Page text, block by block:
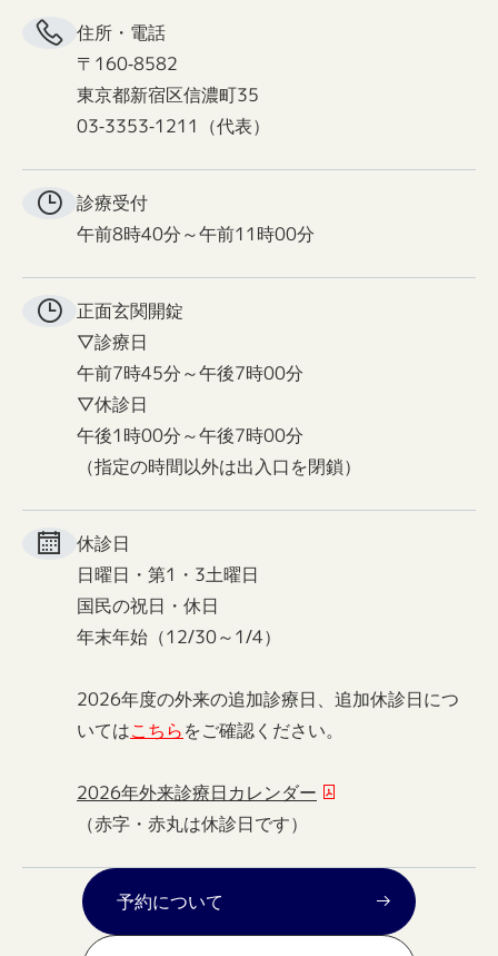
住所・電話
〒160-8582
東京都新宿区信濃町35
03-3353-1211（代表）
診療受付
午前8時40分～午前11時00分
正面玄関開錠
▽診療日
午前7時45分～午後7時00分
▽休診日
午後1時00分～午後7時00分
（指定の時間以外は出入口を閉鎖）
休診日
日曜日・第1・3土曜日
国民の祝日・休日
年末年始（12/30～1/4）
2026年度の外来の追加診療日、追加休診日につ
いてはこちらをご確認ください。
2026年外来診療日カレンダー
（赤字・赤丸は休診日です）
予約について